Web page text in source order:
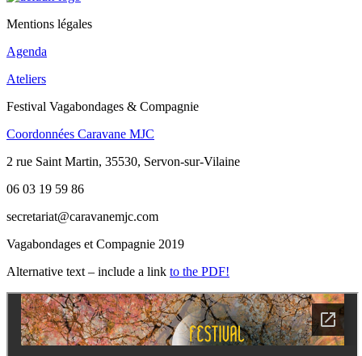
Mentions légales
Agenda
Ateliers
Festival Vagabondages & Compagnie
Coordonnées Caravane MJC
2 rue Saint Martin, 35530, Servon-sur-Vilaine
06 03 19 59 86
secretariat@caravanemjc.com
Vagabondages et Compagnie 2019
Alternative text – include a link to the PDF!